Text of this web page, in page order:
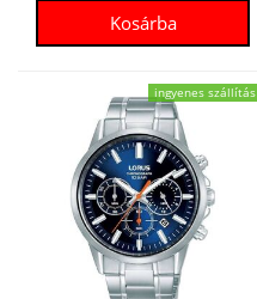
ingyenes szállítás